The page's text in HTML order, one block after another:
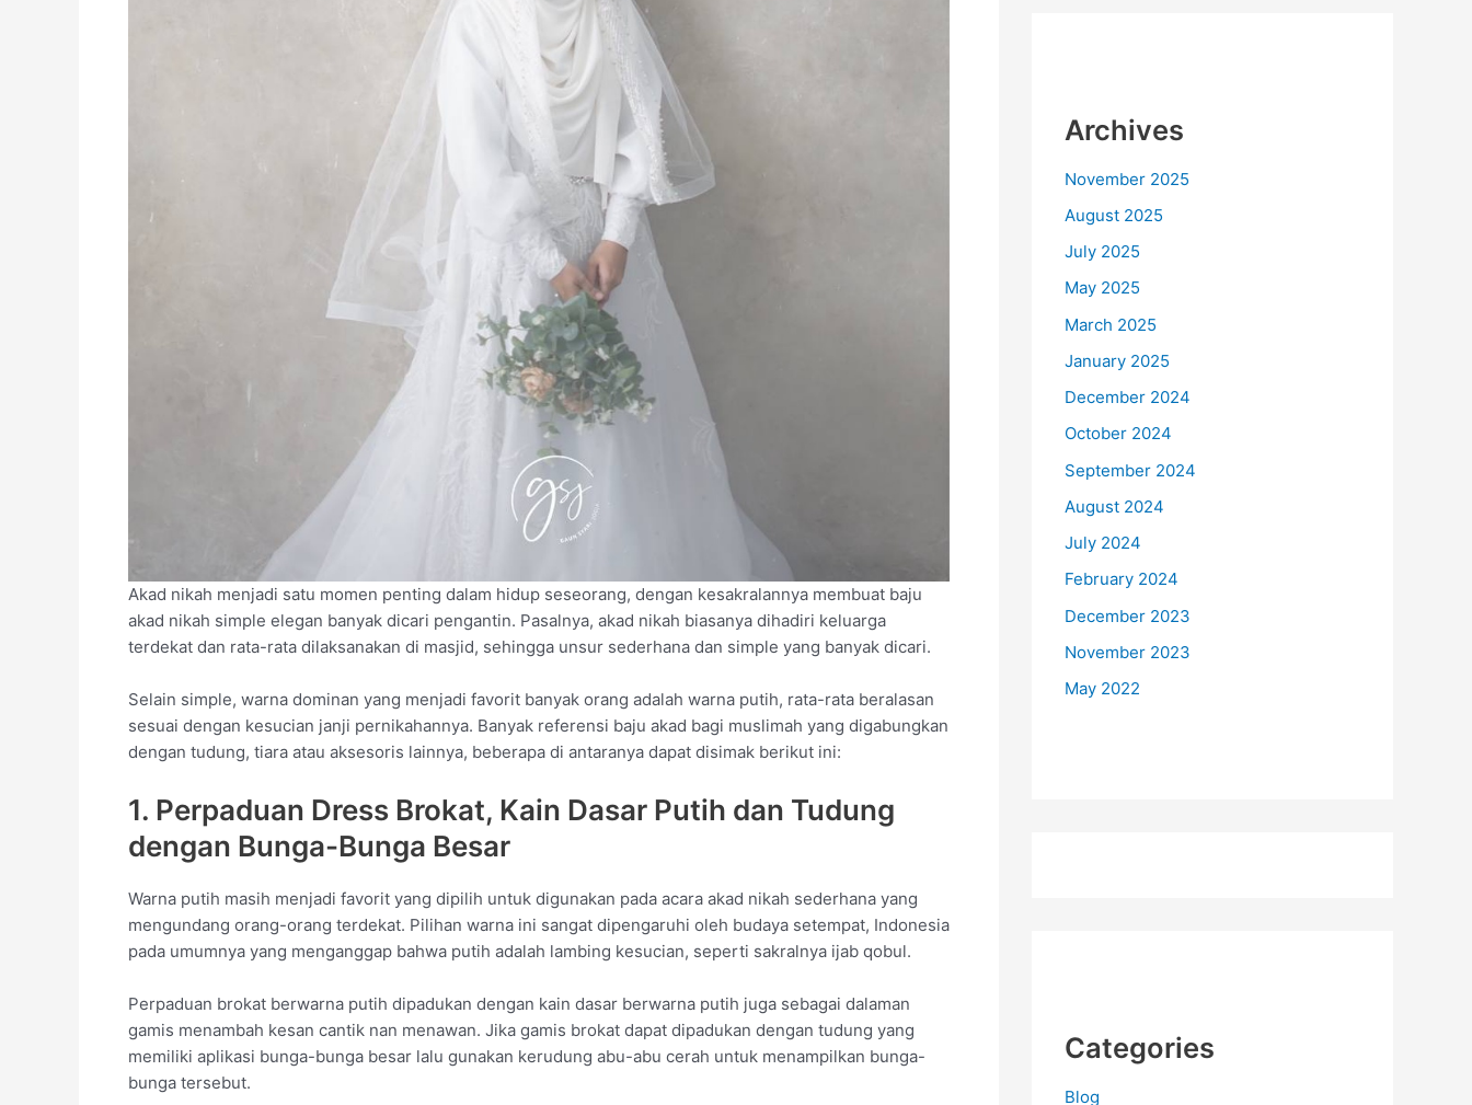
Akad nikah menjadi satu momen penting dalam hidup seseorang, dengan kesakralannya membuat baju
akad nikah simple elegan banyak dicari pengantin. Pasalnya, akad nikah biasanya dihadiri keluarga
terdekat dan rata-rata dilaksanakan di masjid, sehingga unsur sederhana dan simple yang banyak dicari.
Selain simple, warna dominan yang menjadi favorit banyak orang adalah warna putih, rata-rata beralasan
sesuai dengan kesucian janji pernikahannya. Banyak referensi baju akad bagi muslimah yang digabungkan
dengan tudung, tiara atau aksesoris lainnya, beberapa di antaranya dapat disimak berikut ini:
1. Perpaduan Dress Brokat, Kain Dasar Putih dan Tudung
dengan Bunga-Bunga Besar
Warna putih masih menjadi favorit yang dipilih untuk digunakan pada acara akad nikah sederhana yang
mengundang orang-orang terdekat. Pilihan warna ini sangat dipengaruhi oleh budaya setempat, Indonesia
pada umumnya yang menganggap bahwa putih adalah lambing kesucian, seperti sakralnya ijab qobul.
Perpaduan brokat berwarna putih dipadukan dengan kain dasar berwarna putih juga sebagai dalaman
gamis menambah kesan cantik nan menawan. Jika gamis brokat dapat dipadukan dengan tudung yang
memiliki aplikasi bunga-bunga besar lalu gunakan kerudung abu-abu cerah untuk menampilkan bunga-
bunga tersebut.
Archives
November 2025
August 2025
July 2025
May 2025
March 2025
January 2025
December 2024
October 2024
September 2024
August 2024
July 2024
February 2024
December 2023
November 2023
May 2022
Categories
Blog